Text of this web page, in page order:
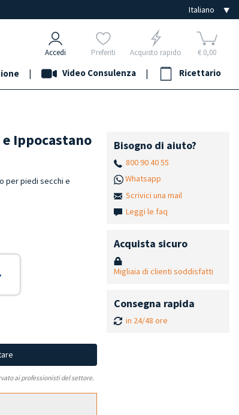
Accedi Preferiti Acquisto rapido € 0,00
| Video Consulenza | Ricettario
Ippocastano
per piedi secchi e
ai professionisti del settore.
Bisogno di aiuto?
800 90 40 55
Whatsapp
Scrivici una mail
Leggi le faq
Acquista sicuro
Migliaia di clienti soddisfatti
Consegna rapida
in 24/48 ore